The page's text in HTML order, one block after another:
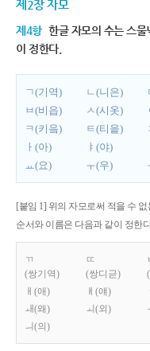
제2장 자모
제4항 한글 자모의 수는 스
이 정한다.
ㄱ(기역) ㄴ(니은)
ㅂ(비읍)
ㅅ(시옷)
ㅋ(키읔)
ㅌ(티읕)
ㅏ(아)
ㅑ(야)
ㅛ(요)
ㅜ(우)
[붙임 1] 위의 자모로써 적을 수
순서와 이름은 다음과 같이 정한
ㄲ
(쌍기역)
ㄸ
(쌍디귿)
ㅐ(애)
ㅒ(얘)
ㅙ(왜)
ㅚ(외)
ㅢ(의)